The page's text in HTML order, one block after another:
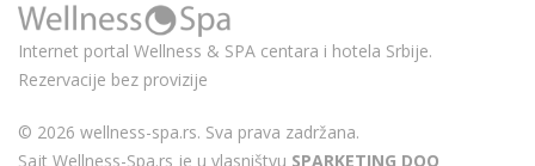
Internet portal Wellness & SPA centara i hotela Srbije.
Rezervacije bez provizije
© 2026 wellness-spa.rs. Sva prava zadržana.
Sajt Wellness-Spa.rs je u vlasništvu SPARKETING DOO